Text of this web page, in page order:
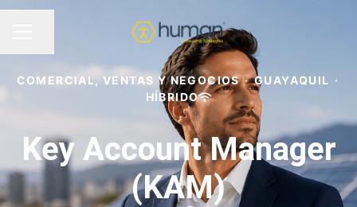
Compartir página
COMERCIAL, VENTAS Y NEGOCIOS · GUAYAQUIL ·
HÍBRIDO
Key Account Manager
(KAM)